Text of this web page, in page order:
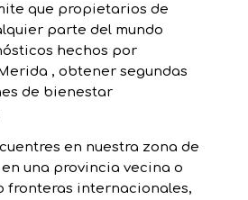
que propietarios de
parte del mundo
hechos por
, obtener segundas
de bienestar
en nuestra zona de
una provincia vecina o
fronteras internacionales,